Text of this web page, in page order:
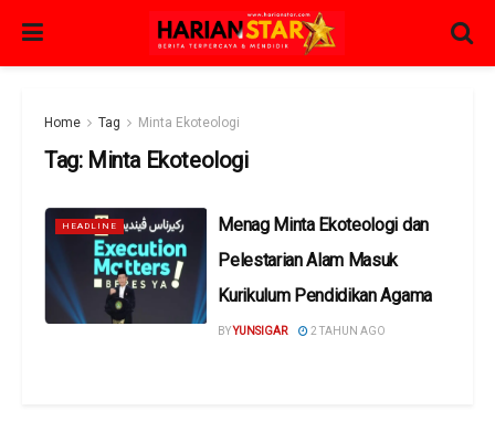
Home Tag Minta Ekoteologi
Tag: Minta Ekoteologi
HEADLINE
Menag Minta Ekoteologi dan
Pelestarian Alam Masuk
Kurikulum Pendidikan Agama
BYYUNSIGAR 2 TAHUN AGO